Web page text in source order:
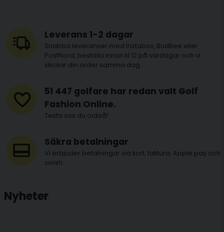
Leverans 1-2 dagar
Snabba leveranser med Instabox, BudBee eller
PostNord, beställa innan kl 12 på vardagar och vi
skickar din order samma dag.
51 447 golfare har redan valt Golf
Fashion Online.
Testa oss du också!
Säkra betalningar
Vi erbjuder betalningar via kort, faktura, Apple pay och
swish.
Nyheter